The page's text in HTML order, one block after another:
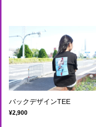
バックデザインTEE
¥2,900